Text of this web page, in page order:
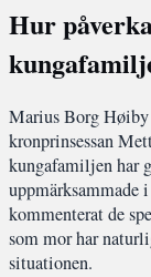
Hur
Marius Borg
kronprinsessan
kungafamiljen har
uppmärksammade
kommenterat de
som mor har
situationen.